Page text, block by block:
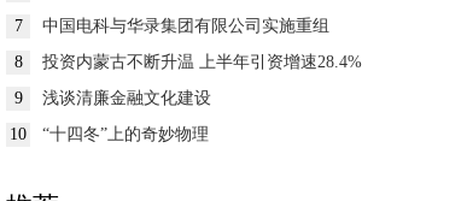
益保护监管评价办法》
7
中国电科与华录集团有限公司实施重组
8
投资内蒙古不断升温 上半年引资增速28.4%
9
浅谈清廉金融文化建设
10
“十四冬”上的奇妙物理